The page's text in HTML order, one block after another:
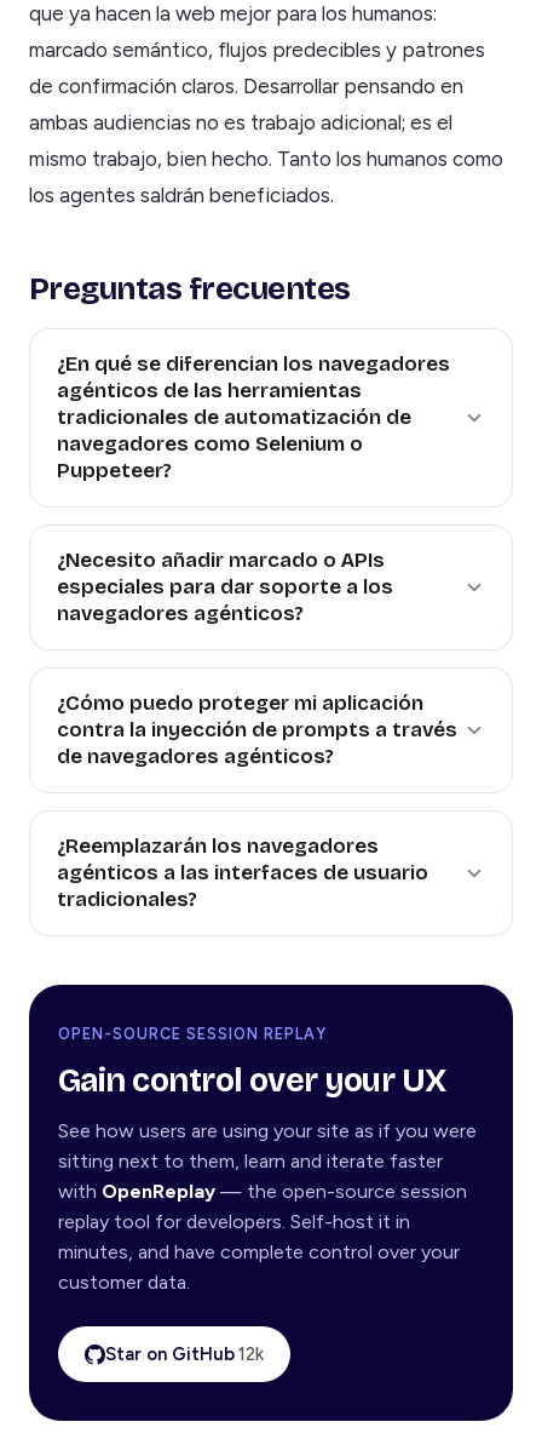
que ya hacen la web mejor para los humanos:
marcado semántico, flujos predecibles y patrones
de confirmación claros. Desarrollar pensando en
ambas audiencias no es trabajo adicional; es el
mismo trabajo, bien hecho. Tanto los humanos como
los agentes saldrán beneficiados.
Preguntas frecuentes
¿En qué se diferencian los navegadores
agénticos de las herramientas
tradicionales de automatización de
navegadores como Selenium o
Puppeteer?
¿Necesito añadir marcado o APIs
especiales para dar soporte a los
navegadores agénticos?
¿Cómo puedo proteger mi aplicación
contra la inyección de prompts a través
de navegadores agénticos?
¿Reemplazarán los navegadores
agénticos a las interfaces de usuario
tradicionales?
OPEN-SOURCE SESSION REPLAY
Gain control over your UX
See how users are using your site as if you were
sitting next to them, learn and iterate faster
with OpenReplay — the open-source session
replay tool for developers. Self-host it in
minutes, and have complete control over your
customer data.
Star on GitHub12k